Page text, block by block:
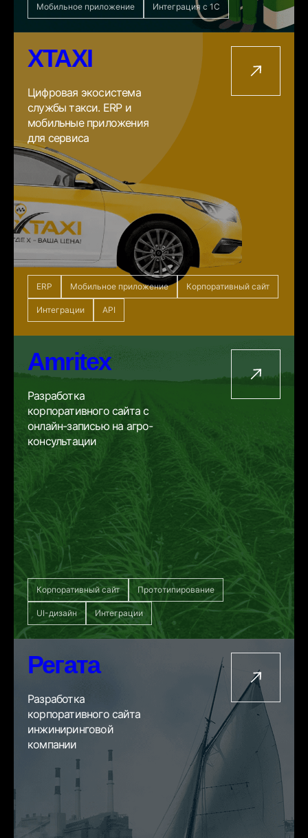
Мобильное приложение Интеграция с 1С
XTAXI
Цифровая экосистема
службы такси. ERP и
мобильные приложения
для сервиса
ERP Мобильное приложение Корпоративный сайт
Интеграции API
Amritex
Разработка
корпоративного сайта с
онлайн-записью на агро-
консультации
Корпоративный сайт Прототипирование
UI-дизайн Интеграции
Регата
Разработка
корпоративного сайта
инжиниринговой
компании